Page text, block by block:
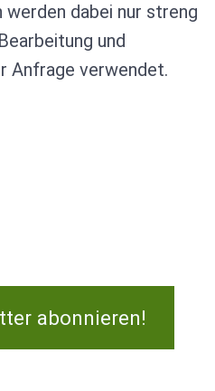
dabei nur streng
und
Anfrage verwendet.
abonnieren!